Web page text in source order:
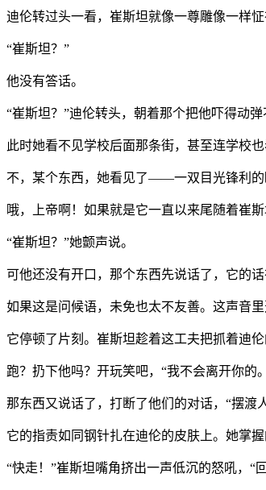
迪伦转过头一看，崔斯坦就像一尊雕像一样
“崔斯坦？”
他没有答话。
“崔斯坦？”迪伦转头，朝着那个把他吓得动弹
此时她看不见学校后面那条街，甚至连学校
不，某个东西，她看见了——一双目光锋利的
哦，上帝啊！如果就是它一直以来尾随着崔
“崔斯坦？”她颤声说。
可他还没有开口，那个东西先说话了，它的
如果这是问候语，未免也太不友善。这声音
它停顿了片刻。崔斯坦趁着这工夫把抓着迪
跑？扔下他吗？开玩笑吧，“我不会离开你的
那东西又说话了，打断了他们的对话，“摆
它的指责如同钢针扎在迪伦的皮肤上。她掌
“快走！”崔斯坦嘴角挤出一声低沉的怒吼，“